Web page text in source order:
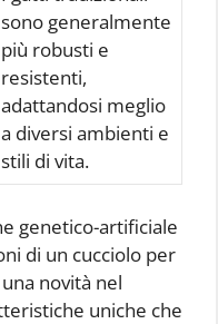
sono generalmente
più robusti e
resistenti,
adattandosi meglio
a diversi ambienti e
stili di vita.
genetico-artificiale
di un cucciolo per
novità nel
uniche che